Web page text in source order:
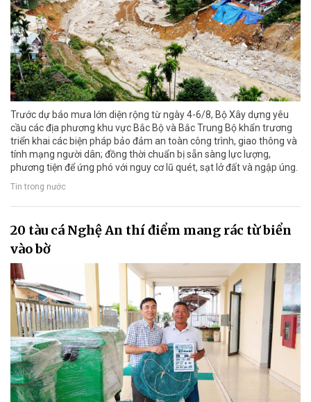
Trước dự báo mưa lớn diện rộng từ ngày 4-6/8, Bộ Xây dựng yêu
cầu các địa phương khu vực Bắc Bộ và Bắc Trung Bộ khẩn trương
triển khai các biện pháp bảo đảm an toàn công trình, giao thông và
tính mạng người dân; đồng thời chuẩn bị sẵn sàng lực lượng,
phương tiện để ứng phó với nguy cơ lũ quét, sạt lở đất và ngập úng.
Tin trong nước
20 tàu cá Nghệ An thí điểm mang rác từ biển
vào bờ